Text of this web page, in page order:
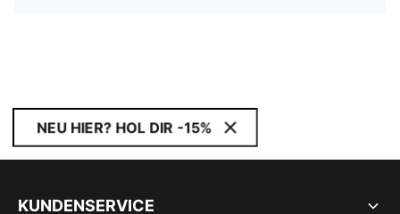
NEU HIER? HOL DIR -15%
KUNDENSERVICE